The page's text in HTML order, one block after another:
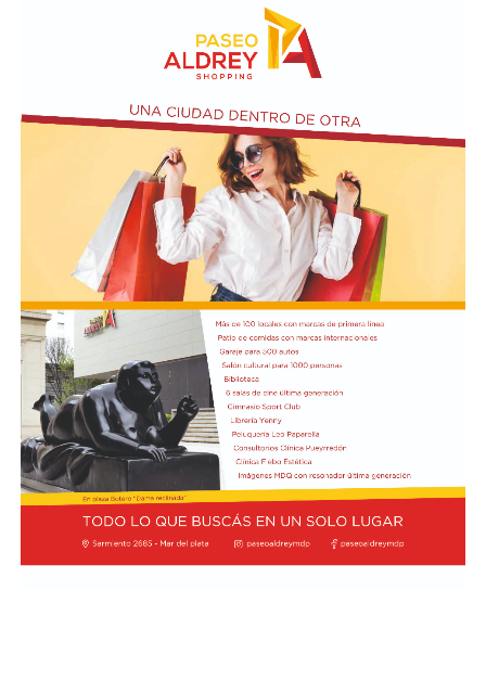
anterior, cifra que evidenció un descenso de dos puntos
porcentuales en comparación con el relevamiento del
mes de junio. Esta retracción en la lectura neutral se
tradujo de forma directa en un incremento de las
valoraciones pesimistas, observándose que la
proporción de comercios que definió su escenario
operativo como desfavorable ascendió del 43,1% al
44,5% en el transcurso del último mes.
En cuanto a las proyecciones a doce meses, el 46,3% de
los relevados prevé que su nivel de actividad no
experimentará cambios significativos. Por otro lado, un
42,4% estima un escenario futuro más favorable, lo que
representa un avance de 4,7 puntos porcentuales en la
visión optimista respecto al mes anterior, mientras que
el 11,3% restante aguarda un deterioro en el
desempeño de su negocio. Finalmente, en lo relativo a
las decisiones de financiamiento, el 61,5% de los locales
juzgó que la coyuntura resulta desfavorable para
concretar nuevas inversiones de capital, en tanto que el
14% la consideró oportuna y el 24,5% optó por no fijar
una posición al respecto.